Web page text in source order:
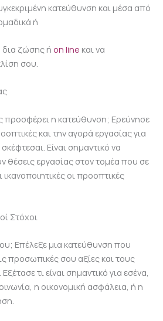
κατεύθυνση και μέσα από
ή
δια ζώσης ή on line και να
σου.
προσφέρει η κατεύθυνση; Ερεύνησε
και την αγορά εργασίας για
Είναι σημαντικό να
θέσεις εργασίας στον τομέα που σε
ικανοποιητικές οι προοπτικές
Στόχοι
Επέλεξε μια κατεύθυνση που
προσωπικές σου αξίες και τους
τι είναι σημαντικό για εσένα,
η οικονομική ασφάλεια, ή η